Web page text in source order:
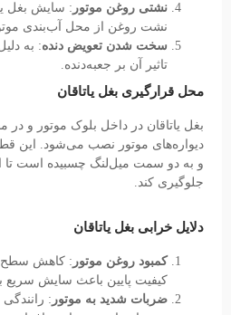
نشتی روغن موتور : سایش بغل
نشت روغن از محل آب‌بندی
سخت شدن تعویض دنده: به
تاثیر آن بر جعبه‌دنده.
محل قرارگیری بغل یاتاقان
بغل یاتاقان در داخل بلوک موتور و
دیواره‌های موتور نصب می‌شود. این
و به دو سمت میل‌لنگ چسبیده است
جلوگیری کند.
دلایل خرابی بغل یاتاقان
کمبود روغن موتور : کاهش سطح
کیفیت پایین باعث سایش سریع
ضربات شدید به موتور : رانندگی